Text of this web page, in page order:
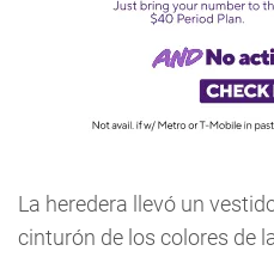
La heredera llevó un
cinturón de los colores de